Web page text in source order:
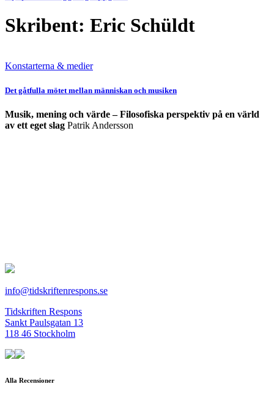
Skribent: Eric Schüldt
Konstarterna & medier
Det gåtfulla mötet mellan människan och musiken
Musik, mening och värde – Filosofiska perspektiv på en värld
av ett eget slag Patrik Andersson
info@tidskriftenrespons.se
Tidskriften Respons
Sankt Paulsgatan 13
118 46 Stockholm
Alla Recensioner